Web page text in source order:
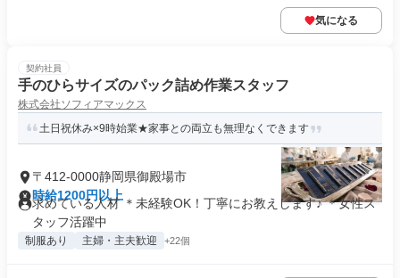
気になる
契約社員
手のひらサイズのパック詰め作業スタッフ
株式会社ソフィアマックス
土日祝休み×9時始業★家事との両立も無理なくできます
〒412-0000静岡県御殿場市
時給1200円以上
求めている人材 ＊未経験OK！丁寧にお教えします♪ ＊女性ス
タッフ活躍中
制服あり 主婦・主夫歓迎 +22個